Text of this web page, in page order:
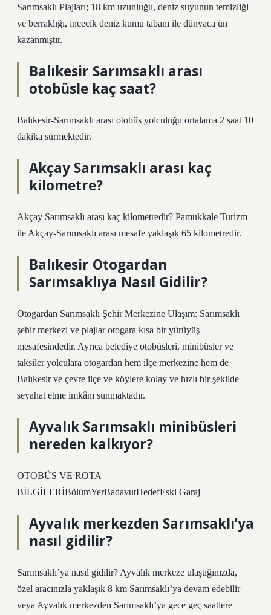
Sarımsaklı Plajları; 18 km uzunluğu, deniz suyunun temizliği
ve berraklığı, incecik deniz kumu tabanı ile dünyaca ün
kazanmıştır.
Balıkesir Sarımsaklı arası
otobüsle kaç saat?
Balıkesir-Sarımsaklı arası otobüs yolculuğu ortalama 2 saat 10
dakika sürmektedir.
Akçay Sarımsaklı arası kaç
kilometre?
Akçay Sarımsaklı arası kaç kilometredir? Pamukkale Turizm
ile Akçay-Sarımsaklı arası mesafe yaklaşık 65 kilometredir.
Balıkesir Otogardan
Sarımsaklıya Nasıl Gidilir?
Otogardan Sarımsaklı Şehir Merkezine Ulaşım: Sarımsaklı
şehir merkezi ve plajlar otogara kısa bir yürüyüş
mesafesindedir. Ayrıca belediye otobüsleri, minibüsler ve
taksiler yolculara otogardan hem ilçe merkezine hem de
Balıkesir ve çevre ilçe ve köylere kolay ve hızlı bir şekilde
seyahat etme imkânı sunmaktadır.
Ayvalık Sarımsaklı minibüsleri
nereden kalkıyor?
OTOBÜS VE ROTA
BİLGİLERİBölümYerBadavutHedefEski Garaj
Ayvalık merkezden Sarımsaklı’ya
nasıl gidilir?
Sarımsaklı’ya nasıl gidilir? Ayvalık merkeze ulaştığınızda,
özel aracınızla yaklaşık 8 km Sarımsaklı’ya devam edebilir
veya Ayvalık merkezden Sarımsaklı’ya gece geç saatlere